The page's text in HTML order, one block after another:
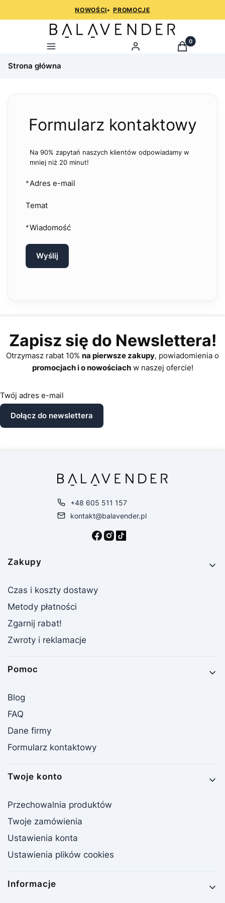
NOWOŚCI• PROMOCJE
Menu Zaloguj Produkty w
Koszyk
Strona główna
Formularz kontaktowy
Na 90% zapytań naszych klientów odpowiadamy w
mniej niż 20 minut!
*Adres e-mail
Temat
*Wiadomość
Wyślij
Zapisz się do Newslettera!
Otrzymasz rabat 10% na pierwsze zakupy, powiadomienia o
promocjach i o nowościachw naszej ofercie!
Twój adres e-mail
Dołącz do newslettera
+48 605 511 157
kontakt@balavender.pl
Linki w stopce
Zakupy
Czas i koszty dostawy
Metody płatności
Zgarnij rabat!
Zwroty i reklamacje
Pomoc
Blog
FAQ
Dane firmy
Formularz kontaktowy
Twoje konto
Przechowalnia produktów
Twoje zamówienia
Ustawienia konta
Ustawienia plików cookies
Informacje